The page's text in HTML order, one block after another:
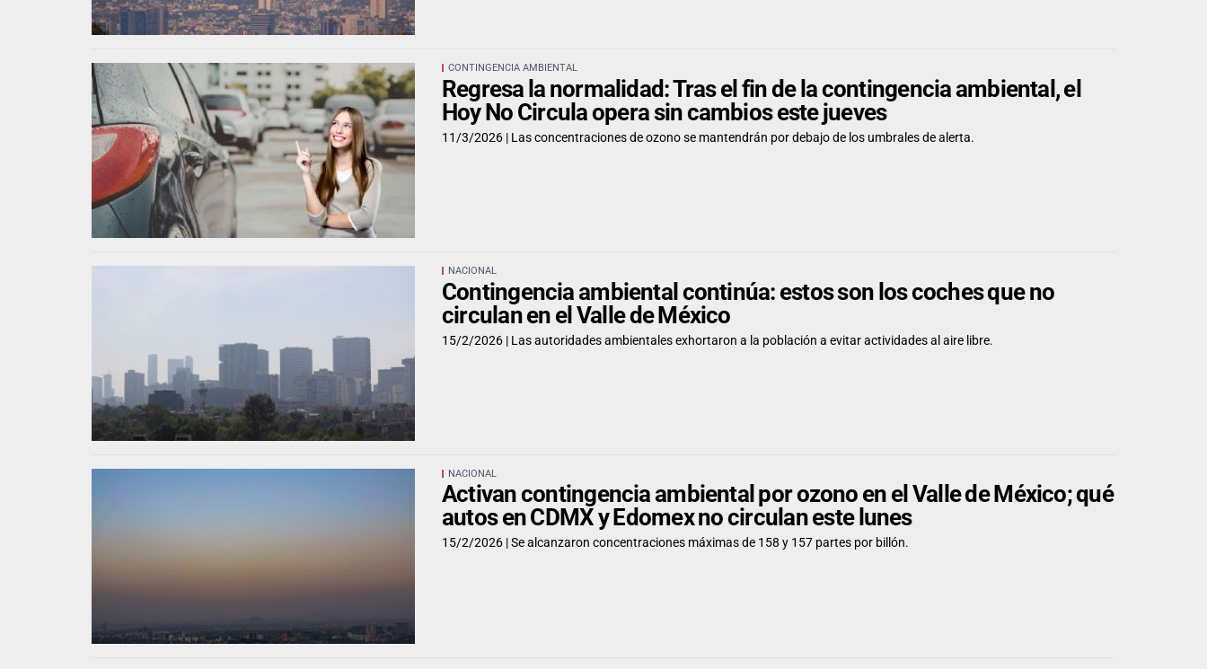
CONTINGENCIA AMBIENTAL
Regresa la normalidad: Tras el fin de la contingencia ambiental, el
Hoy No Circula opera sin cambios este jueves
11/3/2026 | Las concentraciones de ozono se mantendrán por debajo de los umbrales de alerta.
NACIONAL
Contingencia ambiental continúa: estos son los coches que no
circulan en el Valle de México
15/2/2026 | Las autoridades ambientales exhortaron a la población a evitar actividades al aire libre.
NACIONAL
Activan contingencia ambiental por ozono en el Valle de México; qué
autos en CDMX y Edomex no circulan este lunes
15/2/2026 |Se alcanzaron concentraciones máximas de 158 y 157 partes por billón.